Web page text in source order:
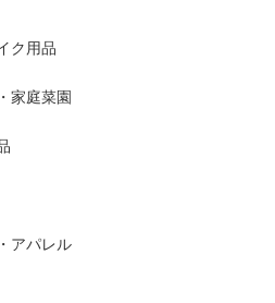
ク用品
家庭菜園
アパレル